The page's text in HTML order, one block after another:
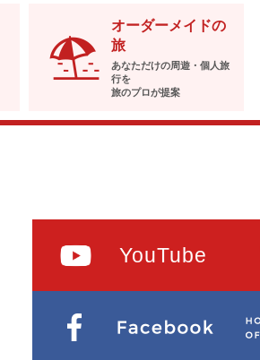
オーダーメイドの
旅
あなただけの周遊・個人旅
行を
旅のプロが提案
YouTube